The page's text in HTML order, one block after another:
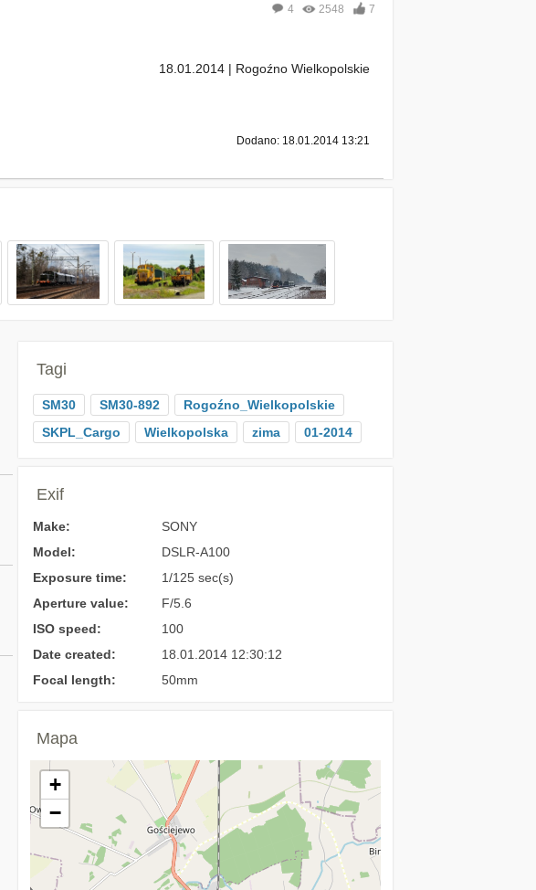
4 2548 7
18.01.2014 | Rogoźno Wielkopolskie
Dodano: 18.01.2014 13:21
Tagi
SM30 SM30-892
Rogoźno_Wielkopolskie
SKPL_Cargo
Wielkopolska zima 01-2014
Exif
Make:
SONY
Model:
DSLR-A100
Exposure time:
1/125 sec(s)
Aperture value:
F/5.6
ISO speed:
100
Date created:
18.01.2014 12:30:12
Focal length:
50mm
Mapa
+
−